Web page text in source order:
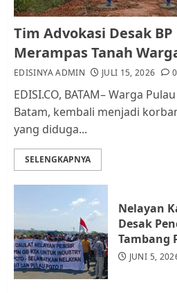
Kader
AGUSTUS
Warga
Audiensi
Tim Advokasi Desak
Merampas Tanah
EDISINYA ADMIN JULI 15, 2026 0
EDISI.CO, BATAM– Warga
Batam, kembali menjadi
yang diduga...
SELENGKAPNYA
Nelayan
Desak
Tambang
JUNI 5,